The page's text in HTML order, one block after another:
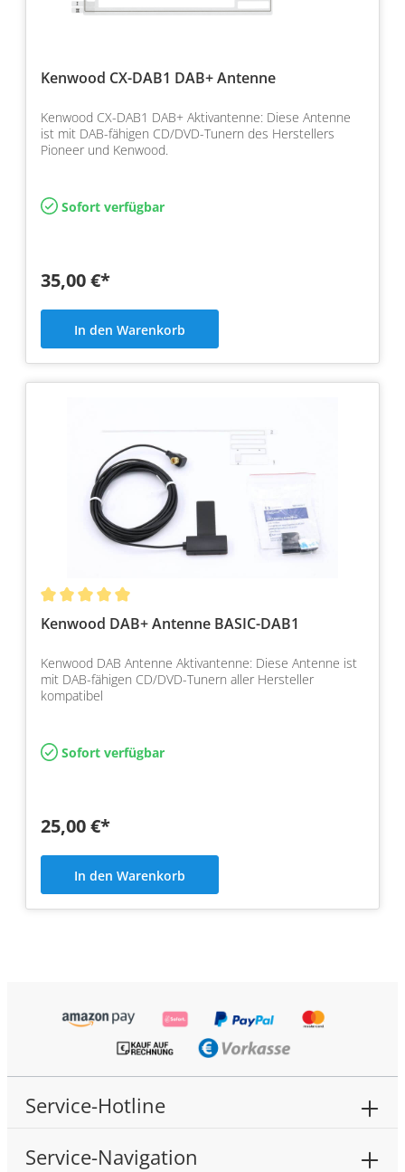
Kenwood CX-DAB1 DAB+ Antenne
Kenwood CX-DAB1 DAB+ Aktivantenne: Diese Antenne
ist mit DAB-fähigen CD/DVD-Tunern des Herstellers
Pioneer und Kenwood.
Sofort verfügbar
35,00 €*
In den Warenkorb
Kenwood DAB+ Antenne BASIC-DAB1
Kenwood DAB Antenne Aktivantenne: Diese Antenne ist
mit DAB-fähigen CD/DVD-Tunern aller Hersteller
kompatibel
Sofort verfügbar
25,00 €*
In den Warenkorb
Service-Hotline
Service-Navigation